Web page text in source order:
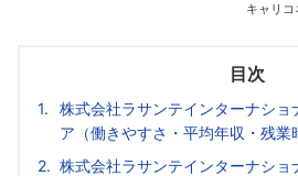
キャリ
目次
株式会社ラサンテインターナショ
ア（働きやすさ・平均年収・残業
株式会社ラサンテインターナショ